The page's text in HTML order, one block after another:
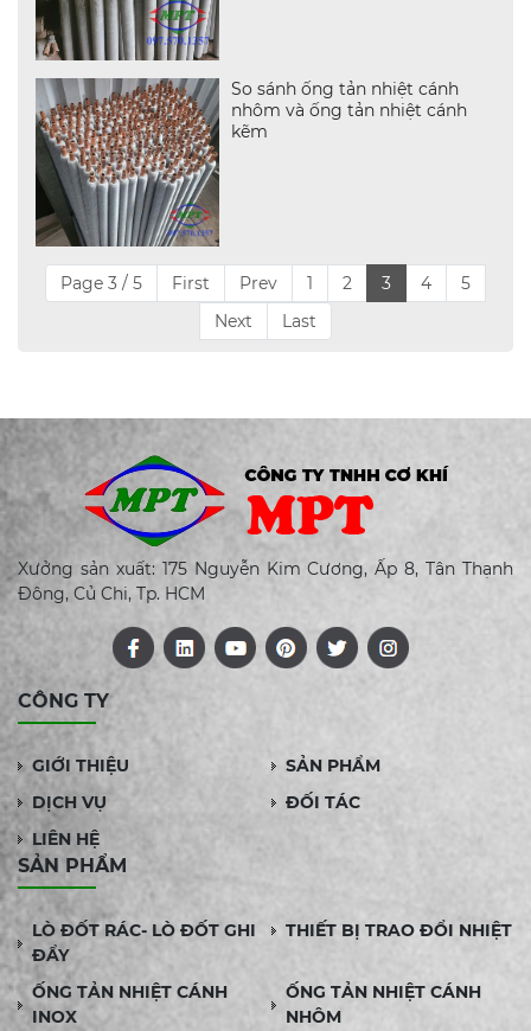
So sánh ống tản nhiệt cánh
nhôm và ống tản nhiệt cánh
kẽm
Page 3 / 5 First Prev 1 2 3 4
5
Next
Last
Xưởng sản xuất: 175 Nguyễn Kim Cương, Ấp 8, Tân Thạnh
Đông, Củ Chi, Tp. HCM
CÔNG TY
GIỚI THIỆU
SẢN PHẨM
DỊCH VỤ
ĐỐI TÁC
LIÊN HỆ
SẢN PHẨM
LÒ ĐỐT RÁC- LÒ ĐỐT GHI
ĐẨY
THIẾT BỊ TRAO ĐỔI NHIỆT
ỐNG TẢN NHIỆT CÁNH
INOX
ỐNG TẢN NHIỆT CÁNH
NHÔM